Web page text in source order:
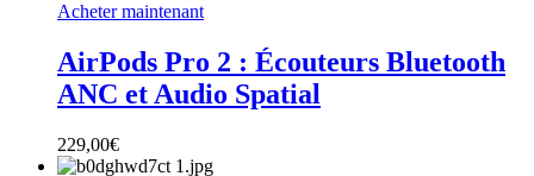
Acheter maintenant
AirPods Pro 2 : Écouteurs Bluetooth
ANC et Audio Spatial
229,00€